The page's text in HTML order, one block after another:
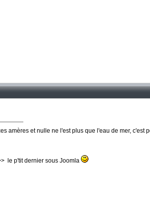
amères et nulle ne l'est plus que l'eau de mer, c'est
le p'tit dernier sous Joomla